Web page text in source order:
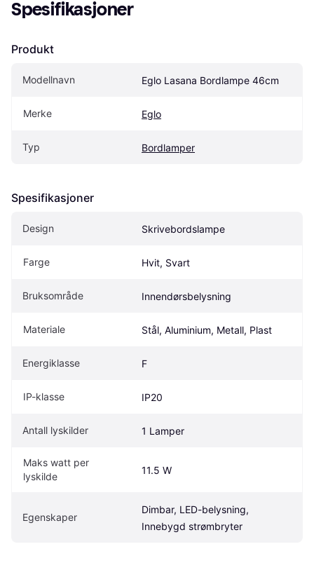
Spesifikasjoner
Produkt
Modellnavn Eglo Lasana Bordlampe 46cm
Merke Eglo
Typ Bordlamper
Spesifikasjoner
Design Skrivebordslampe
Farge Hvit, Svart
Bruksområde Innendørsbelysning
Materiale Stål, Aluminium, Metall, Plast
Energiklasse F
IP-klasse IP20
Antall lyskilder 1 Lamper
Maks watt per
lyskilde
11.5 W
Egenskaper
Dimbar, LED-belysning,
Innebygd strømbryter